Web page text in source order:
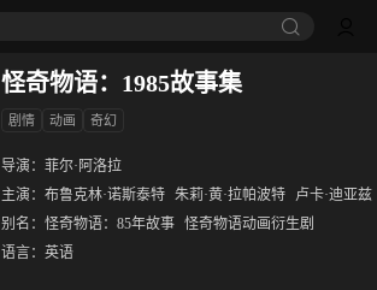
怪奇物语：1985故事集
剧情 动画 奇幻
导演： 菲尔·阿洛拉
主演： 布鲁克林·诺斯泰特 朱莉·黄·拉帕波特
卢卡·迪亚兹
别名： 怪奇物语：85年故事 怪奇物语动画衍生剧
语言： 英语